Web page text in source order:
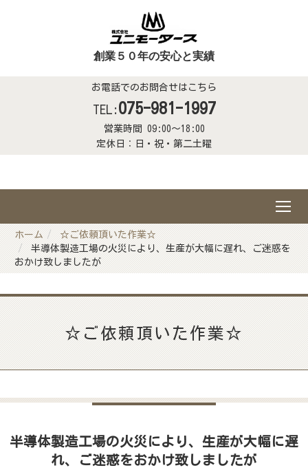
創業５０年の安心と実績
お電話でのお問合せはこちら
TEL: 075-981-1997
営業時間 09:00～18:00
定休日：日・祝・第二土曜
ホーム
☆ご依頼頂いた作業☆
半導体製造工場の火災により、生産が大幅に遅れ、ご迷惑を
おかけ致しましたが
☆ご依頼頂いた作業☆
半導体製造工場の火災により、生産が大幅に遅
れ、ご迷惑をおかけ致しましたが